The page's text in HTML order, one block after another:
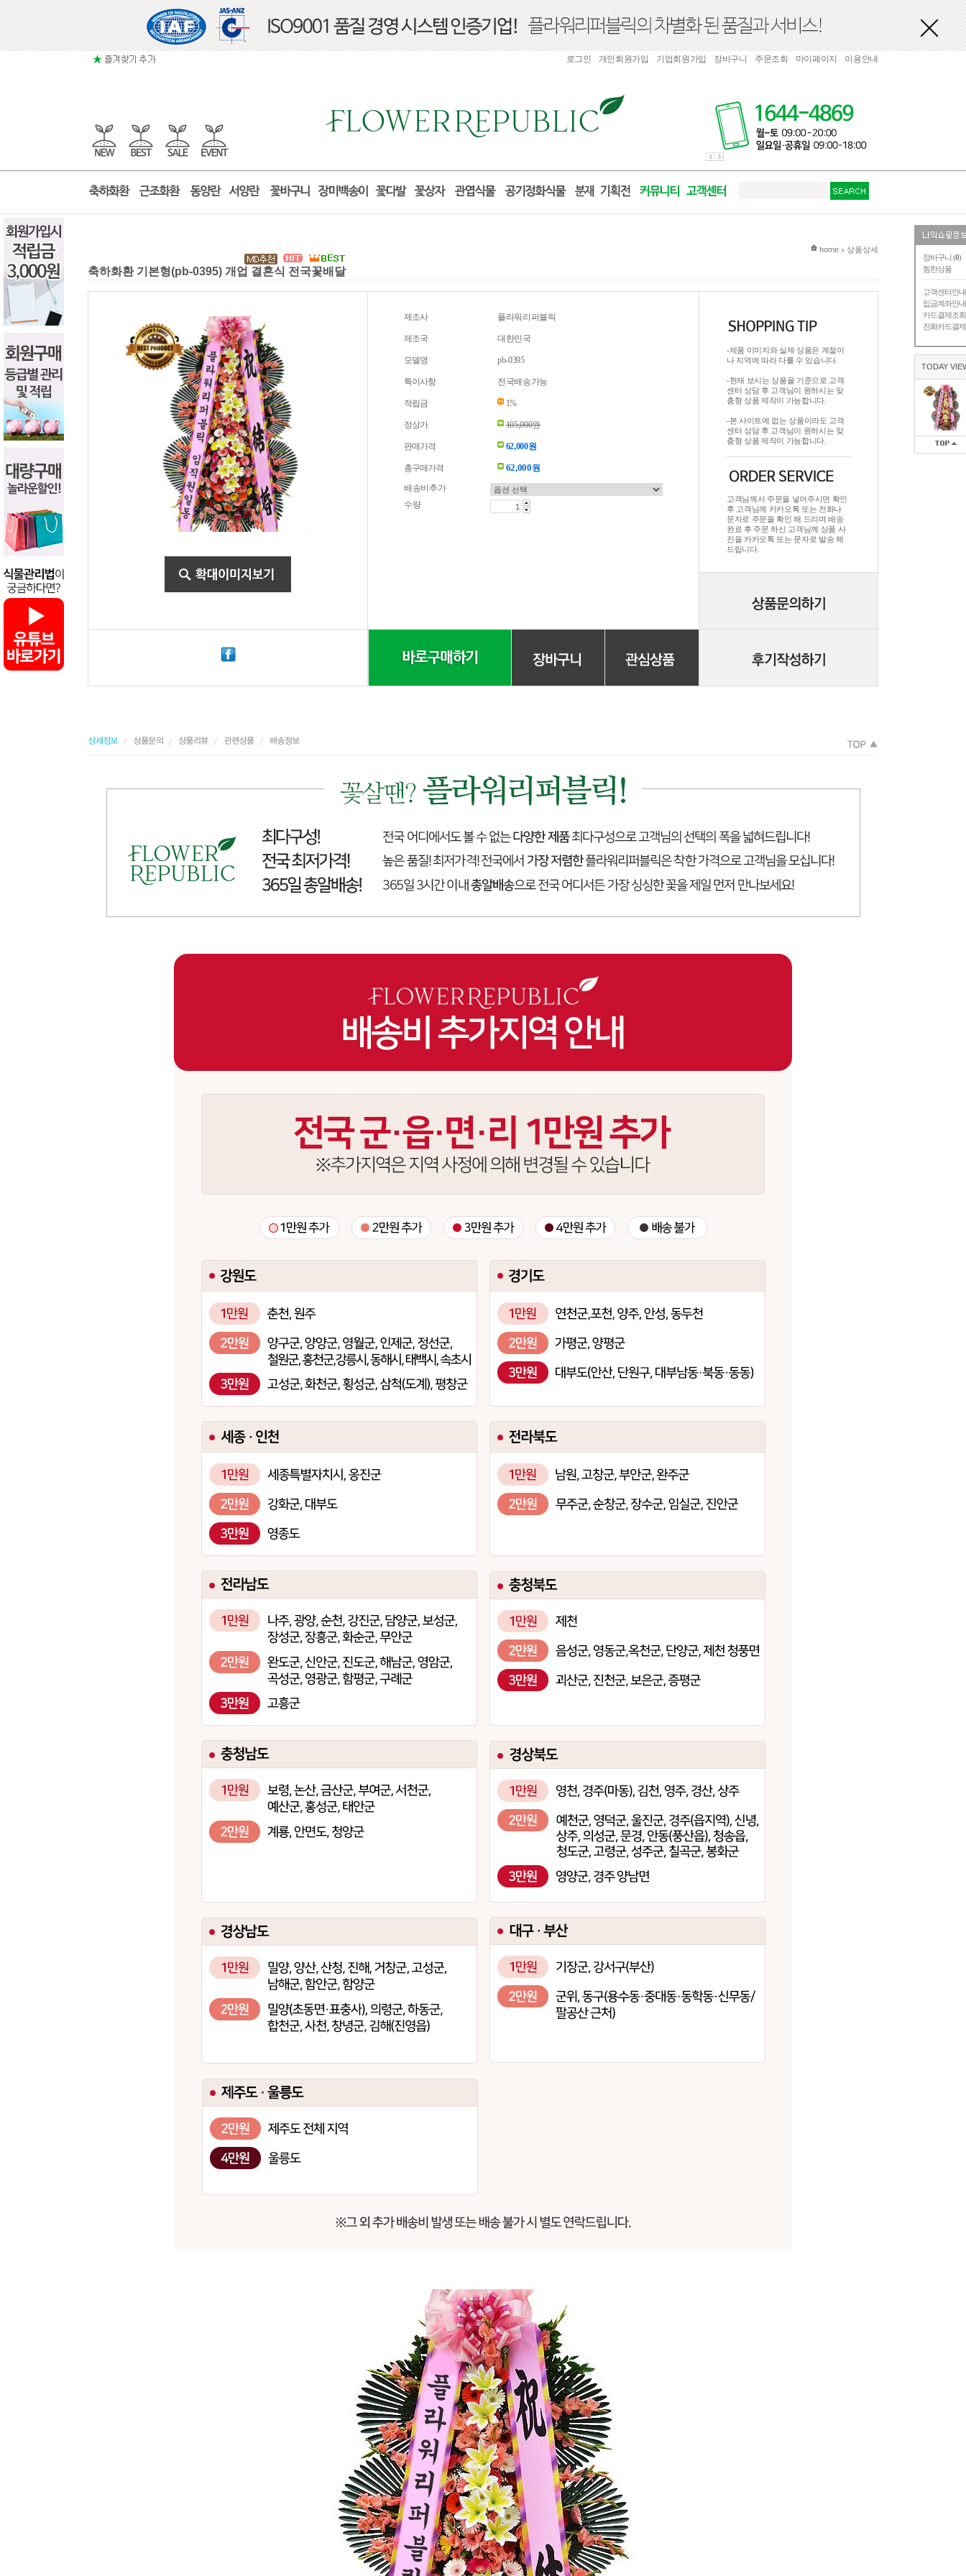
장바구니 (0)
찜한상품
고객센터안내
입금계좌안내
카드결제조회
전화카드결제
TODAY
로그인 개인회원가입 기업회원가입 장바구니 주문조회 마이페이지 이용안내
현재 위치
home > 상품상세
축하화환 기본형(pb-0395) 개업 결혼식 전국꽃배달
제조사 플라워리퍼블릭
제조국 대한민국
모델명 pb-0395
특이사항 전국배송가능
적립금 1%
정상가 105,000원
판매가격 62,000원
총구매가격 62,000원
배송비추가
수량
-제품 이미지와 실제 상품은 계절이
나 지역에 따라 다를 수 있습니다.
-현재 보시는 상품을 기준으로 고객
센터 상담 후 고객님이 원하시는 맞
춤형 상품 제작이 가능합니다.
-본 사이트에 없는 상품이라도 고객
센터 상담 후 고객님이 원하시는 맞
춤형 상품 제작이 가능합니다.
고객님께서 주문을 넣어주시면 확인
후 고객님께 카카오톡 또는 전화나
문자로 주문을 확인 해 드리며.배송
완료 후 주문 하신 고객님께 상품 사
진을 카카오톡 또는 문자로 발송 해
드립니다.